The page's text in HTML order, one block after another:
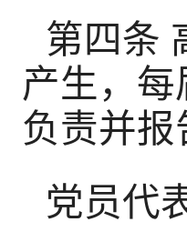
第四条
产生，
负责并报
党员代